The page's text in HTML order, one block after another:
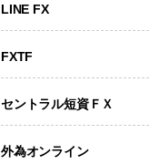
LINE FX
FXTF
セントラル短資ＦＸ
外為オンライン